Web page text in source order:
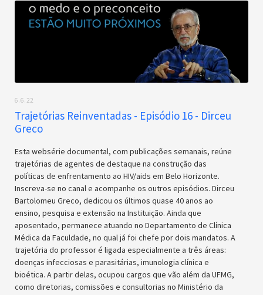
6.6.22
Trajetórias Reinventadas - Episódio 16 - Dirceu
Greco
Esta websérie documental, com publicações semanais, reúne
trajetórias de agentes de destaque na construção das
políticas de enfrentamento ao HIV/aids em Belo Horizonte.
Inscreva-se no canal e acompanhe os outros episódios. Dirceu
Bartolomeu Greco, dedicou os últimos quase 40 anos ao
ensino, pesquisa e extensão na Instituição. Ainda que
aposentado, permanece atuando no Departamento de Clínica
Médica da Faculdade, no qual já foi chefe por dois mandatos. A
trajetória do professor é ligada especialmente a três áreas:
doenças infecciosas e parasitárias, imunologia clínica e
bioética. A partir delas, ocupou cargos que vão além da UFMG,
como diretorias, comissões e consultorias no Ministério da